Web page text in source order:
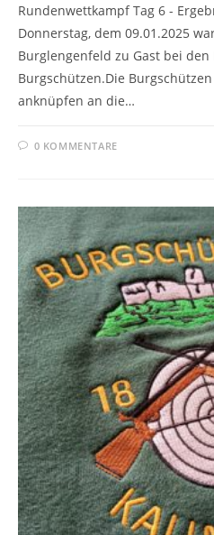
Rundenwettkampf Tag 6 -
Donnerstag, dem 09.01.2025
Burglengenfeld zu Gast bei
Burgschützen.Die
anknüpfen an die…
0 KOMMENTARE